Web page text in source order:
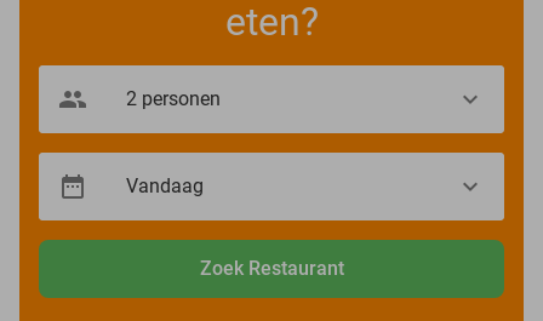
eten?
Zoek Restaurant